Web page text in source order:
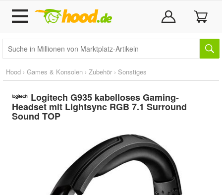
Hood › Games & Konsolen › Zubehör › Sonstiges
Logitech G935 kabelloses Gaming-
Headset mit Lightsync RGB 7.1 Surround
Sound TOP